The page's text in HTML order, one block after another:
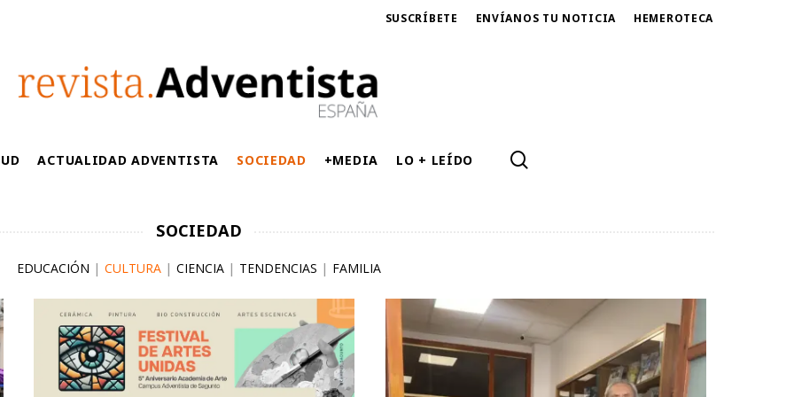
SUSCRÍBETE ENVÍANOS TU NOTICIA HEMEROTECA
ACTUALIDAD ADVENTISTA SOCIEDAD +MEDIA LO + LEÍDO
SOCIEDAD
EDUCACIÓN | CULTURA | CIENCIA | TENDENCIAS | FAMILIA